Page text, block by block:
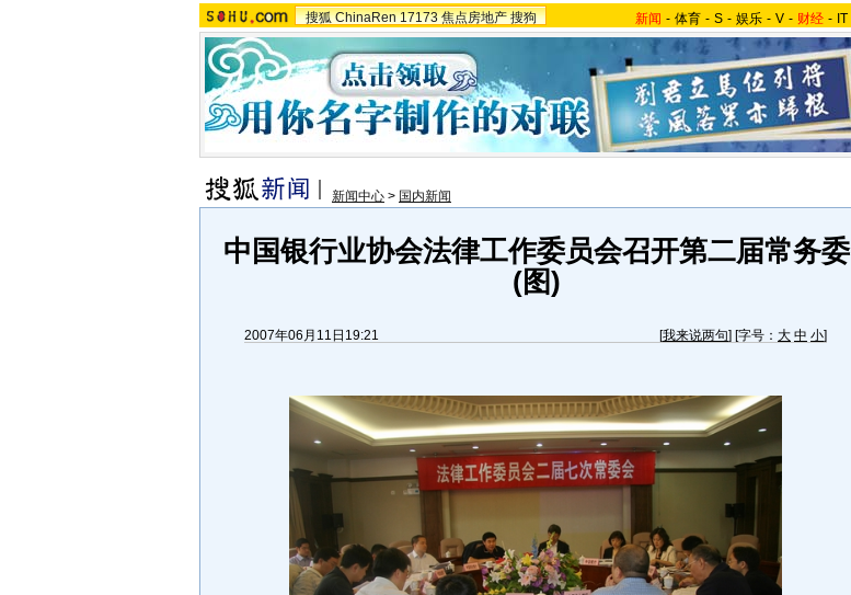
搜狐 ChinaRen 17173 焦点房地产 搜狗 新闻 - 体育 - S - 娱乐 - V - 财经 - IT
新闻中心 > 国内新闻
中国银行业协会法律工作委员会召开第二届常务委
(图)
2007年06月11日19:21 [我来说两句] [字号： 大 中 小]